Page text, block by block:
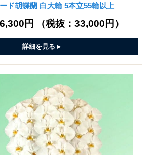
ド胡蝶蘭 白大輪 5本立55輪以上
円 （税抜： 33,000円 ）